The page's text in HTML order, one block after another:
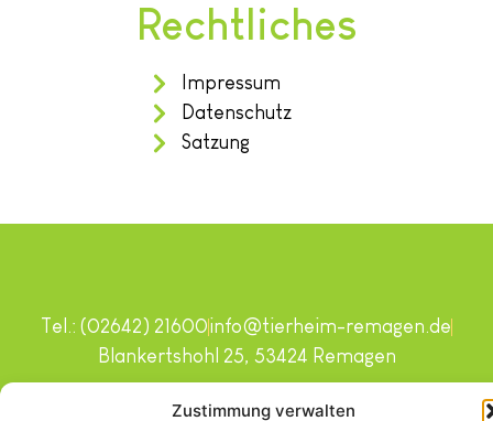
Zustimmung verwalten
Rechtliches
Impressum
Datenschutz
Satzung
Copyright © 2024. Alle Rechte vorbehalten.
Tel.: (02642) 21600info@tierheim-remagen.de
Blankertshohl 25, 53424 Remagen